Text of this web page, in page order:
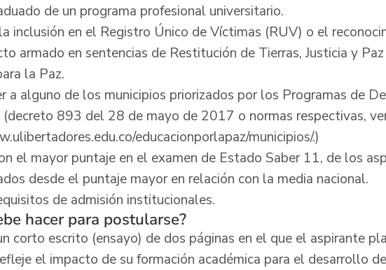
de un programa profesional universitario.
inclusión en el Registro Único de Víctimas (RUV) o el
armado en sentencias de Restitución de Tierras, Justicia y
la Paz.
a alguno de los municipios priorizados por los Programas de
893 del 28 de mayo de 2017 o normas respectivas,
educacionporlapaz/municipios/.)
el mayor puntaje en el examen de Estado Saber 11, de los
desde el puntaje mayor en relación con la media nacional.
de admisión institucionales.
hacer para postularse?
corto escrito (ensayo) de dos páginas en el que el aspirante
el impacto de su formación académica para el desarrollo